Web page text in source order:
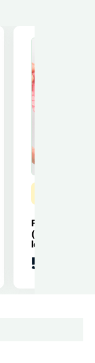
Pakiet
(celiakia +
laktozy)
554